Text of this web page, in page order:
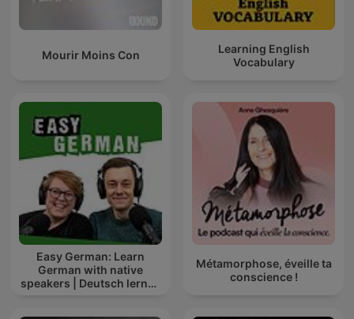
Mourir Moins Con
Learning English
Vocabulary
Easy German: Learn
German with native
speakers | Deutsch lernen
Métamorphose, éveille ta
conscience !